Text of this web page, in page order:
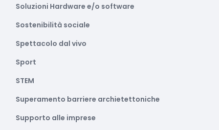
Soluzioni Hardware e/o software
Sostenibilità sociale
Spettacolo dal vivo
Sport
STEM
Superamento barriere archietettoniche
Supporto alle imprese